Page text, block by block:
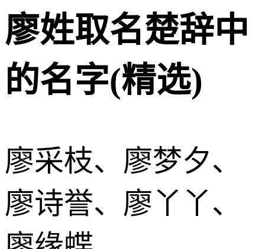
廖姓取名楚辞中
的名字(精选)
廖采枝、廖梦夕、
廖诗誉、廖丫丫、